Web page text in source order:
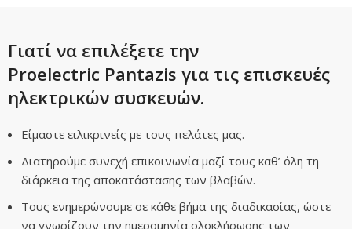
Γιατί να επιλέξετε την
Proelectric Pantazis για τις επισκευές
ηλεκτρικών συσκευών.
Είμαστε ειλικρινείς με τους πελάτες μας.
Διατηρούμε συνεχή επικοινωνία μαζί τους καθ’ όλη τη
διάρκεια της αποκατάστασης των βλαβών.
Τους ενημερώνουμε σε κάθε βήμα της διαδικασίας, ώστε
να γνωρίζουν την ημερομηνία ολοκλήρωσης των